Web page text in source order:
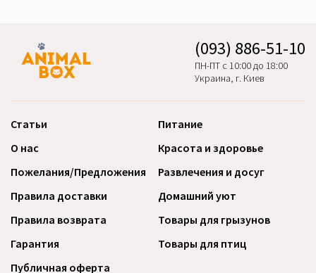
(093) 886-51-10
ПН-ПТ с 10:00 до 18:00
Украина, г. Киев
Статьи
О нас
Пожелания/Предложения
Правила доставки
Правила возврата
Гарантия
Публичная оферта
Питание
Красота и здоровье
Развлечения и досуг
Домашний уют
Товары для грызунов
Товары для птиц